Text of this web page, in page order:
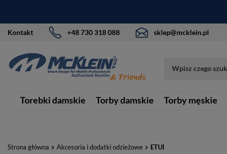
Kontakt +48 730 318 088 sklep@mcklein.pl
Torebki damskie Torby damskie Torby męskie
Strona główna Akcesoria i dodatki odzieżowe ETUI